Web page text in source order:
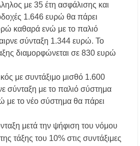
με 35 έτη ασφάλισης και
1.646 ευρώ θα πάρει
καθαρά ενώ με το παλιό
σύνταξη 1.344 ευρώ. Το
διαμορφώνεται σε 830 ευρώ
με συντάξιμο μισθό 1.600
σύνταξη με το παλιό σύστημα
με το νέο σύστημα θα πάρει
μετά την ψήφιση του νόμου
τάξης του 10% στις συντάξιμες